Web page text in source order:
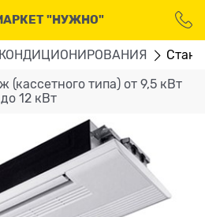
"НУЖНО"
типа) от 9,5 кВт
до 12 кВт